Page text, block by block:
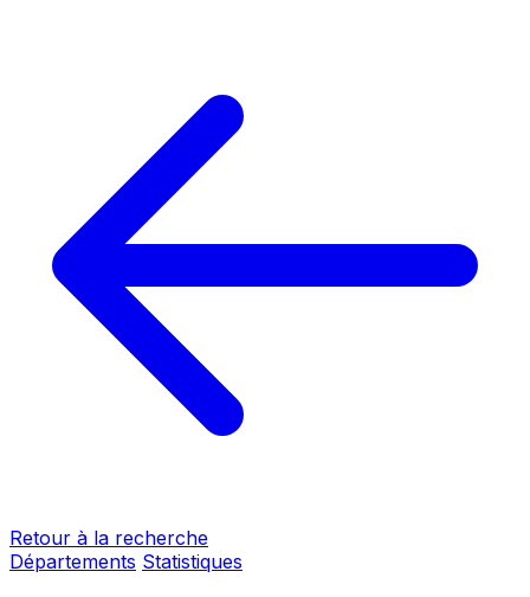
Retour à la recherche
Départements Statistiques